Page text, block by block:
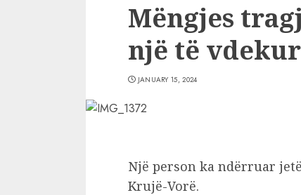
Mëngjes
një të
JANUARY 15, 2024
Një person ka ndërruar
Krujë-Vorë.